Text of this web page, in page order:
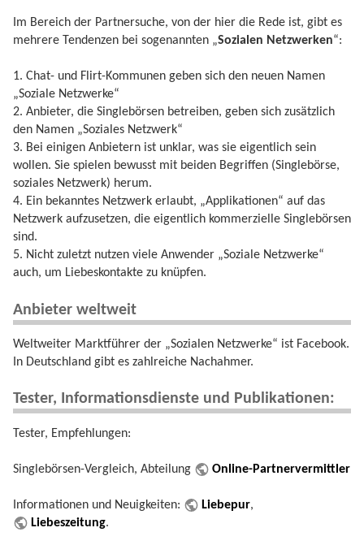
Im Bereich der Partnersuche, von der hier die Rede ist, gibt es
mehrere Tendenzen bei sogenannten „Sozialen Netzwerken“:
1. Chat- und Flirt-Kommunen geben sich den neuen Namen
„Soziale Netzwerke“
2. Anbieter, die Singlebörsen betreiben, geben sich zusätzlich
den Namen „Soziales Netzwerk“
3. Bei einigen Anbietern ist unklar, was sie eigentlich sein
wollen. Sie spielen bewusst mit beiden Begriffen (Singlebörse,
soziales Netzwerk) herum.
4. Ein bekanntes Netzwerk erlaubt, „Applikationen“ auf das
Netzwerk aufzusetzen, die eigentlich kommerzielle Singlebörsen
sind.
5. Nicht zuletzt nutzen viele Anwender „Soziale Netzwerke“
auch, um Liebeskontakte zu knüpfen.
Anbieter weltweit
Weltweiter Marktführer der „Sozialen Netzwerke“ ist Facebook.
In Deutschland gibt es zahlreiche Nachahmer.
Tester, Informationsdienste und Publikationen:
Tester, Empfehlungen:
Singlebörsen-Vergleich, Abteilung Online-Partnervermittler
Informationen und Neuigkeiten: Liebepur,
Liebeszeitung.